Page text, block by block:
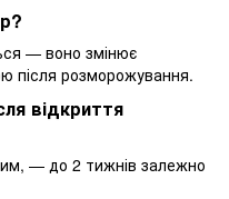
— воно змінює
після розморожування.
відкриття
— до 2 тижнів залежно